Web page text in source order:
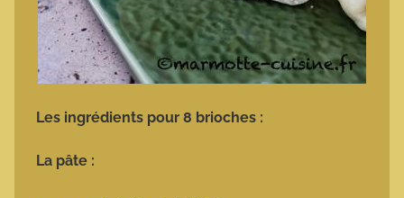
Les ingrédients pour 8 brioches :
La pâte :